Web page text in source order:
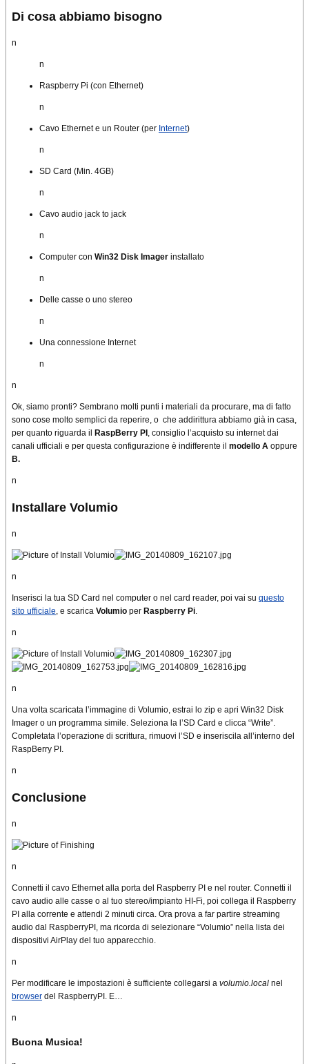
Di cosa abbiamo bisogno
n
n
Raspberry Pi (con Ethernet)
n
Cavo Ethernet e un Router (per Internet)
n
SD Card (Min. 4GB)
n
Cavo audio jack to jack
n
Computer con Win32 Disk Imager installato
n
Delle casse o uno stereo
n
Una connessione Internet
n
n
Ok, siamo pronti? Sembrano molti punti i materiali da procurare, ma di fatto
sono cose molto semplici da reperire, o che addirittura abbiamo già in casa,
per quanto riguarda il
RaspBerry PI , consiglio l’acquisto su internet dai
canali ufficiali e per questa configurazione è indifferente il modello A oppure
B.
n
Installare Volumio
n
n
Inserisci la tua SD Card nel computer o nel card reader, poi vai su questo
sito ufficiale, e scarica Volumio per Raspberry Pi.
n
n
Una volta scaricata l’immagine di Volumio, estrai lo zip e apri Win32 Disk
Imager o un programma simile. Seleziona la l’SD Card e clicca “Write”.
Completata l’operazione di scrittura, rimuovi l’SD e inseriscila all’interno del
RaspBerry PI.
n
Conclusione
n
n
Connetti il cavo Ethernet alla porta del Raspberry PI e nel router. Connetti il
cavo audio alle casse o al tuo stereo/impianto HI-Fi, poi collega il Raspberry
PI alla corrente e attendi 2 minuti circa. Ora prova a far partire streaming
audio dal RaspberryPI, ma ricorda di selezionare “Volumio” nella lista dei
dispositivi AirPlay del tuo apparecchio.
n
Per modificare le impostazioni è sufficiente collegarsi a volumio.local nel
browser del RaspberryPI. E…
n
Buona Musica!